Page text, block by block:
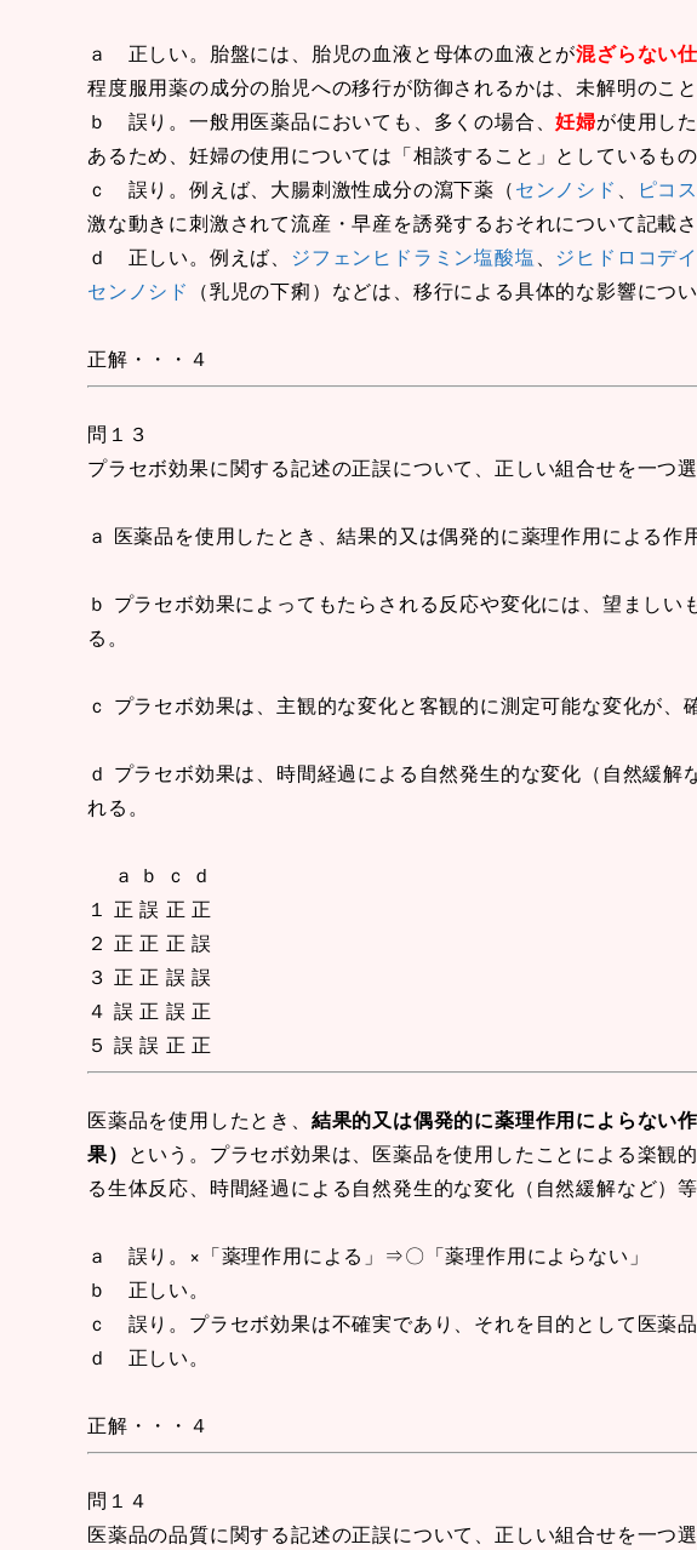
ａ 正しい。胎盤には、胎児の血液と母体の血液とが混ざらない
程度服用薬の成分の胎児への移行が防御されるかは、未解明のこと
ｂ 誤り。一般用医薬品においても、多くの場合、妊婦が使用し
あるため、妊婦の使用については「相談すること」としているも
ｃ 誤り。例えば、大腸刺激性成分の瀉下薬（センノシド 、 ピコ
激な動きに刺激されて流産・早産を誘発するおそれについて記載さ
ｄ 正しい。例えば、 ジフェンヒドラミン塩酸塩、 ジヒドロコデ
センノシド （乳児の下痢）などは、移行による具体的な影響につ
正解・・・４
問１３
プラセボ効果に関する記述の正誤について、正しい組合せを一つ選
ａ 医薬品を使用したとき、結果的又は偶発的に薬理作用による作
ｂ プラセボ効果によってもたらされる反応や変化には、望まし
る。
ｃ プラセボ効果は、主観的な変化と客観的に測定可能な変化が、
ｄ プラセボ効果は、時間経過による自然発生的な変化（自然緩
れる。
ａ ｂ ｃ ｄ
１ 正 誤 正 正
２ 正 正 正 誤
３ 正 正 誤 誤
４ 誤 正 誤 正
５ 誤 誤 正 正
医薬品を使用したとき、 結果的又は偶発的に薬理作用によらない
果） という。プラセボ効果は、医薬品を使用したことによる楽観
る生体反応、時間経過による自然発生的な変化（自然緩解など）
ａ 誤り。×「薬理作用による」⇒〇「薬理作用によらない」
ｂ 正しい。
ｃ 誤り。プラセボ効果は不確実であり、それを目的として医薬品
ｄ 正しい。
正解・・・４
問１４
医薬品の品質に関する記述の正誤について、正しい組合せを一つ選